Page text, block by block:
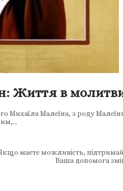
Життя в
Михаїла Малеїна, з роду
маєте можливість,
Ваша допомога